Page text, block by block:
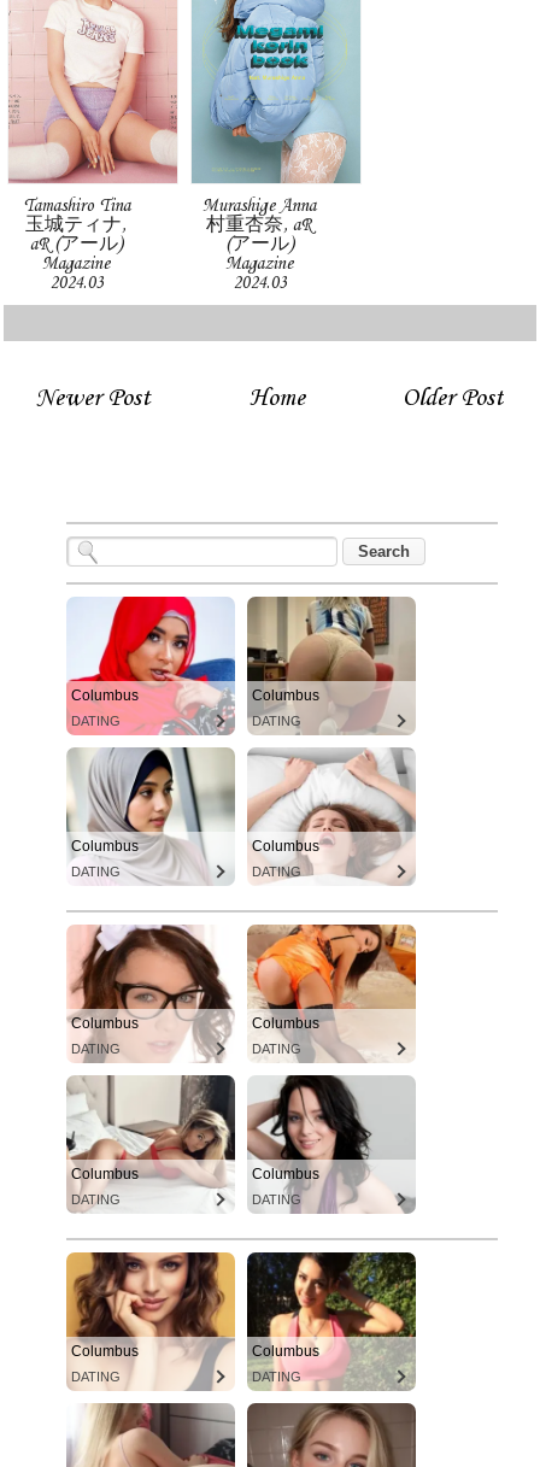
Tamashiro Tina
玉城ティナ,
aR (アール)
Magazine
2024.03
Murashige Anna
村重杏奈, aR
(アール)
Magazine
2024.03
Newer Post Older Post
Home
Columbus
DATING
Columbus
DATING
Columbus
DATING
Columbus
DATING
Columbus
DATING
Columbus
DATING
Columbus
DATING
Columbus
DATING
Columbus
DATING
Columbus
DATING